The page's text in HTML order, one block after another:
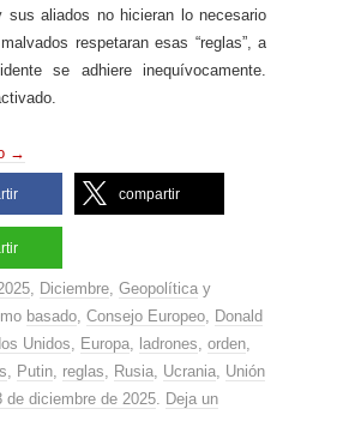
sus aliados no hicieran lo necesario
respetaran esas “reglas”, a
se adhiere inequívocamente.
→
compartir
Diciembre Geopolítica y
basado Consejo Europeo
Donald
Unidos Europa ladrones orden
Putin reglas Rusia Ucrania Unión
de diciembre de 2025
Deja un